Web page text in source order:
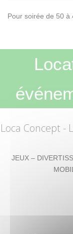
Pour soirée de 50 à
Loca Concept -
JEUX –